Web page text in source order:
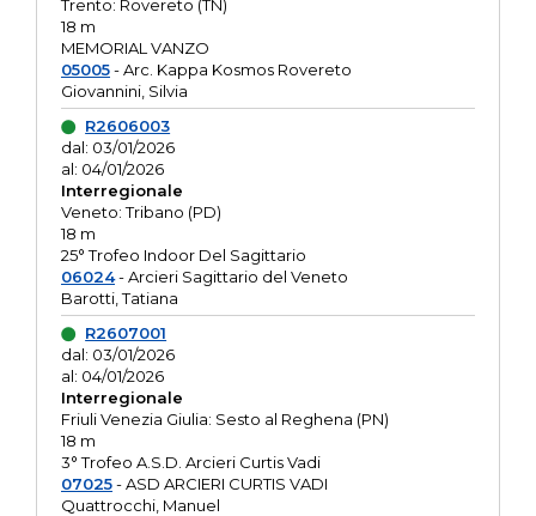
Trento: Rovereto (TN)
18 m
MEMORIAL VANZO
05005- Arc. Kappa Kosmos Rovereto
Giovannini, Silvia
R2606003
dal: 03/01/2026
al: 04/01/2026
Interregionale
Veneto: Tribano (PD)
18 m
25° Trofeo Indoor Del Sagittario
06024- Arcieri Sagittario del Veneto
Barotti, Tatiana
R2607001
dal: 03/01/2026
al: 04/01/2026
Interregionale
Friuli Venezia Giulia: Sesto al Reghena (PN)
18 m
3° Trofeo A.S.D. Arcieri Curtis Vadi
07025- ASD ARCIERI CURTIS VADI
Quattrocchi, Manuel